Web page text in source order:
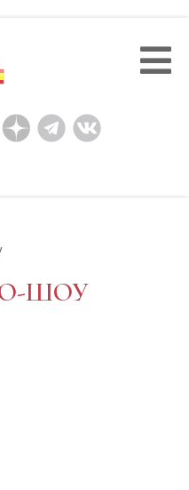
ШОУ